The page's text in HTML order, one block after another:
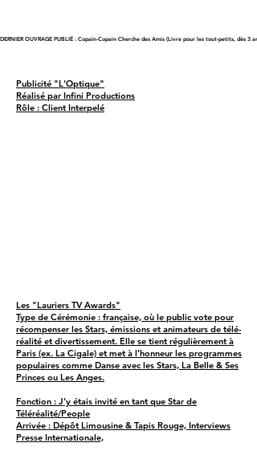
Publicité "L'Optique"
Réalisé par Infini Productions
Rôle : Client Interpelé
DERNIER OUVRAGE PUBLIÉ : Copain-Copain Cherche des Amis (Livre pour les tout-petits, dès 3
Les "Lauriers TV Awards"
Type de Cérémonie : française, où le public vote pour
récompenser les Stars, émissions et animateurs de télé-
réalité et divertissement. Elle se tient régulièrement à
Paris (ex. La Cigale) et met à l’honneur les programmes
populaires comme Danse avec les Stars, La Belle & Ses
Princes ou Les Anges.
Fonction : J'y étais invité en tant que Star de
Téléréalité/People
Arrivée : Dépôt Limousine & Tapis Rouge, Interviews
Presse Internationale,